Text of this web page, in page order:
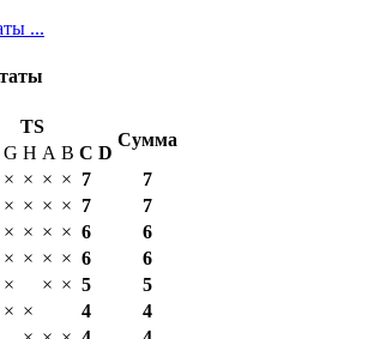
...
TS
Сумма
G H A B С D
× × × × 7
7
× × × × 7
7
× × × × 6
6
× × × × 6
6
× × × 5
5
× × 4
4